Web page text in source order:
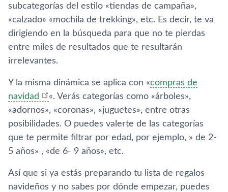
subcategorías del estilo «tiendas de campaña»,
«calzado» «mochila de trekking», etc. Es decir, te va
dirigiendo en la búsqueda para que no te pierdas
entre miles de resultados que te resultarán
irrelevantes.
Y la misma dinámica se aplica con «compras de
navidad
«. Verás categorías como «árboles»,
«adornos», «coronas», «juguetes», entre otras
posibilidades. O puedes valerte de las categorías
que te permite filtrar por edad, por ejemplo, » de 2-
5 años» , «de 6- 9 años», etc.
Así que si ya estás preparando tu lista de regalos
navideños y no sabes por dónde empezar, puedes